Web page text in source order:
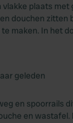
plaats
douchen zitten
maken. In het
geleden
en spoorrails
en